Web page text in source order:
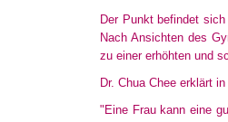
Der Punkt befindet
Nach Ansichtendes
zu einer erhöhten und
Dr. Chua Chee erklärt
"Eine Frau kann eine